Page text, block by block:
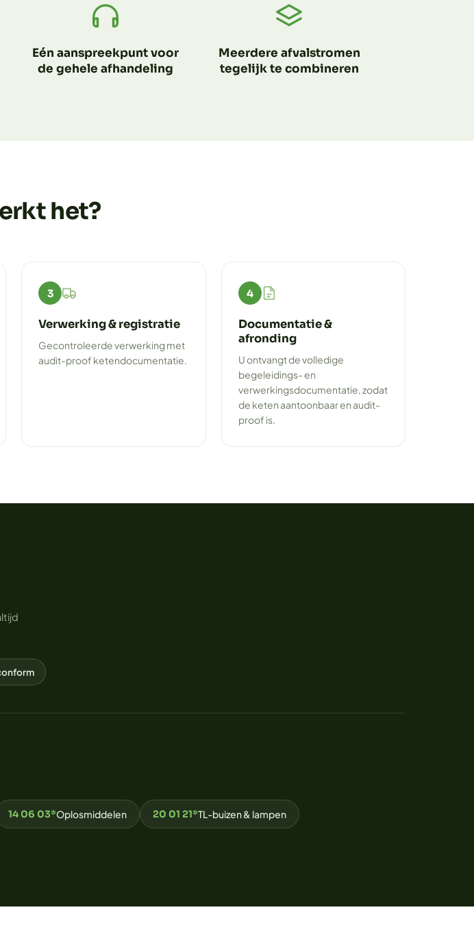
Eén aanspreekpunt voor
de gehele afhandeling
Meerdere afvalstromen
tegelijk te combineren
het?
3
Verwerking & registratie
Gecontroleerde verwerking met
audit-proof ketendocumentatie.
4
Documentatie &
afronding
U ontvangt de volledige
begeleidings- en
verwerkingsdocumentatie, zodat
de keten aantoonbaar en audit-
proof is.
14 06 03*Oplosmiddelen 20 01 21*TL-buizen & lampen